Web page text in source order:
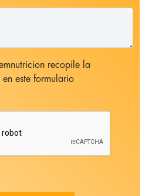
recopile la
este formulario